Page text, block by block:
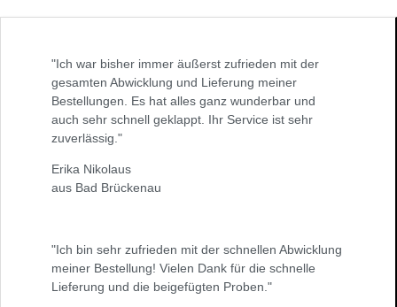
"Ich war bisher immer äußerst zufrieden mit der
gesamten Abwicklung und Lieferung meiner
Bestellungen. Es hat alles ganz wunderbar und
auch sehr schnell geklappt. Ihr Service ist sehr
zuverlässig."
Erika Nikolaus
aus Bad Brückenau
"Ich bin sehr zufrieden mit der schnellen Abwicklung
meiner Bestellung! Vielen Dank für die schnelle
Lieferung und die beigefügten Proben."